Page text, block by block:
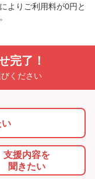
よりご利用料が0円と
完了！
ください
支援内容を
聞きたい